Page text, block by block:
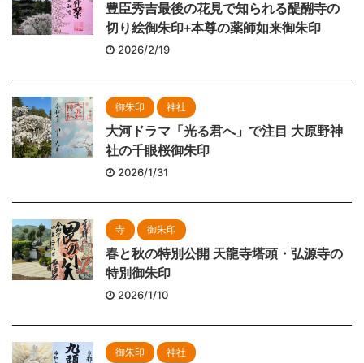
豊臣秀吉最後の花見で知られる醍醐寺の
切り絵御朱印+本尊の薬師如来御朱印
2026/2/19
御朱印 神社
大河ドラマ「光る君へ」で注目 大原野神
社の千眼桜御朱印
2026/1/31
寺 御朱印
春と秋の特別公開 天龍寺塔頭・弘源寺の
特別御朱印
2026/1/10
御朱印 神社